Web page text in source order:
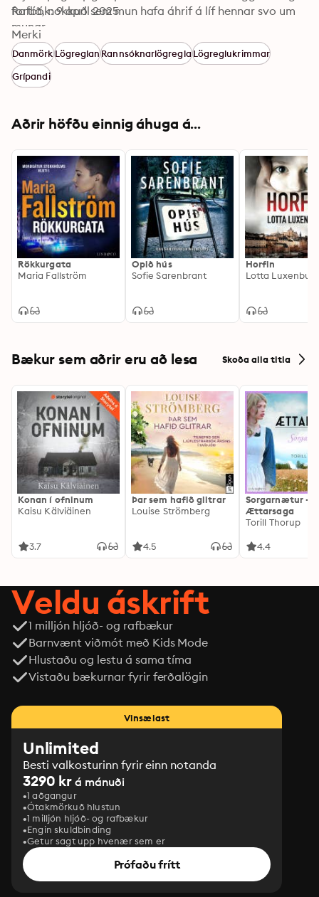
fortíð, nokkuð sem mun hafa áhrif á líf hennar svo um
munar.
Lífið í Klitmøller hefur aldrei verið myrkara.
Undirferli er önnur bókin í seríunni Heimkoma um
Rafbók: 9 april 2025
Merki
DanmörkLögreglanRannsóknarlögreglaLögreglukrimmar
Grípandi
Aðrir höfðu einnig áhuga á...
Rökkurgata
Maria Fallström
Opið hús
Sofie Sarenbrant
Horfin
Lotta
Bækur sem aðrir eru að lesa Skoða alla titla
Konan í ofninum
Kaisu Kälviäinen
3.7
Þar sem hafið glitrar
Louise Strömberg
4.5
Sorgarnætur -
Ættarsaga
Torill Thorup
4.4
Veldu áskrift
1 milljón hljóð- og rafbækur
Barnvænt viðmót með Kids Mode
Hlustaðu og lestu á sama tíma
Vistaðu bækurnar fyrir ferðalögin
Vinsælast
Unlimited
Besti valkosturinn fyrir einn notanda
3290 kr á mánuði
1 aðgangur
Ótakmörkuð hlustun
1 milljón hljóð- og rafbækur
Engin skuldbinding
Getur sagt upp hvenær sem er
Prófaðu frítt